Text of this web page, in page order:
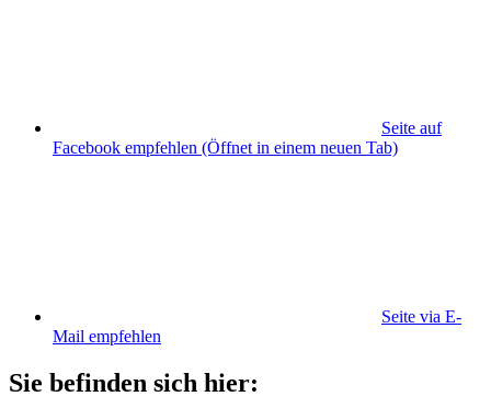
Seite auf
Facebook empfehlen (Öffnet in einem neuen Tab)
Seite via E-
Mail empfehlen
Sie befinden sich hier: